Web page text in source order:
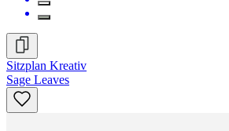
Sitzplan Kreativ
Sage Leaves